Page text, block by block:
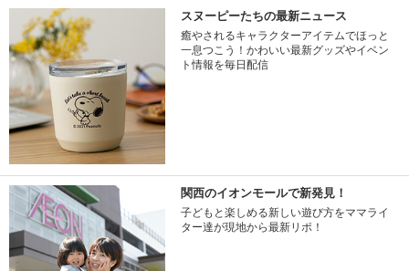
スヌーピーたちの最新ニュース
癒やされるキャラクターアイテムでほっと
一息つこう！かわいい最新グッズやイベン
ト情報を毎日配信
関西のイオンモールで新発見！
子どもと楽しめる新しい遊び方をママライ
ター達が現地から最新リポ！